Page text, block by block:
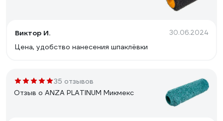
Виктор И. 30.06.2024
Цена, удобство нанесения шпаклёвки
35 отзывов
Отзыв о ANZA PLATINUM Микмекс